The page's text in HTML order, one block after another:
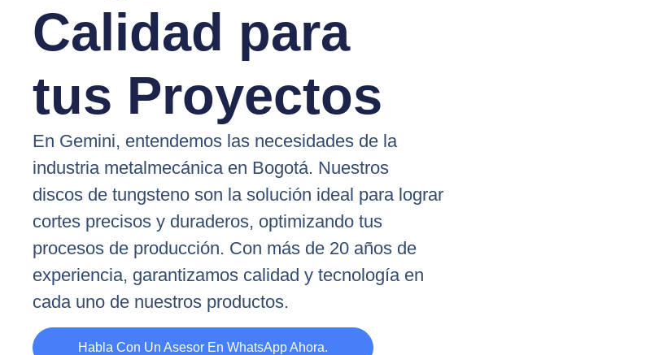
Calidad para
tus Proyectos
En Gemini, entendemos las necesidades de la
industria metalmecánica en Bogotá. Nuestros
discos de tungsteno son la solución ideal para lograr
cortes precisos y duraderos, optimizando tus
procesos de producción. Con más de 20 años de
experiencia, garantizamos calidad y tecnología en
cada uno de nuestros productos.
Habla Con Un Asesor En WhatsApp Ahora.